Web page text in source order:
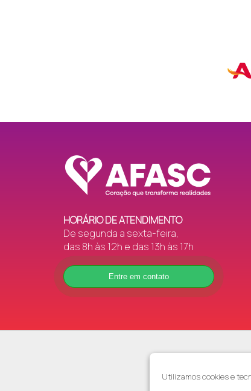
HORÁRIO DE ATENDIMENTO
De segunda a sexta-feira,
das 8h às 12h e das 13h às 17h
Entre em contato
É
Utilizamos cookies e